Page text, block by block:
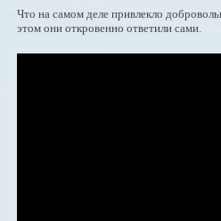
Что на самом деле привлекло
этом они откровенно ответили сами.